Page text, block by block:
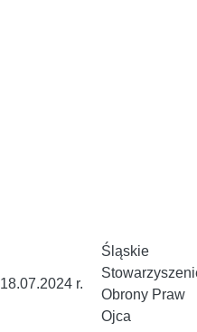
18.07.2024 r.
Śląskie
Obrony Praw
Ojca